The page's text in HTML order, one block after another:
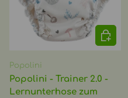
Popolini
Popolini - Trainer 2.0 -
Lernunterhose zum